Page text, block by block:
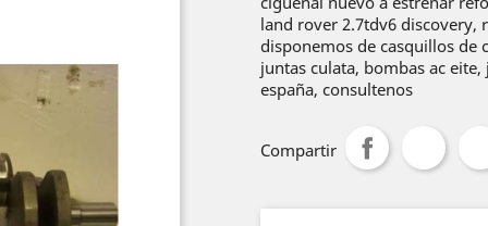
land rover 2.7tdv6 discovery,
disponemos de casquillos de
juntas culata, bombas ac
españa, consultenos
Compartir